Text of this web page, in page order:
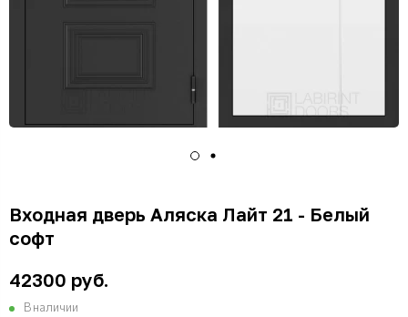
Входная дверь Аляска Лайт 21 - Белый
софт
42300 руб.
В наличии